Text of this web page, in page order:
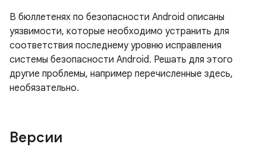
В бюллетенях по безопасности Android описаны
уязвимости, которые необходимо устранить для
соответствия последнему уровню исправления
системы безопасности Android. Решать для этого
другие проблемы, например перечисленные здесь,
необязательно.
Версии